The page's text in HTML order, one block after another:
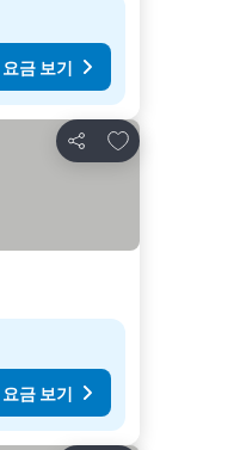
요금 보기
공유
즐겨찾기에 추가
요금 보기